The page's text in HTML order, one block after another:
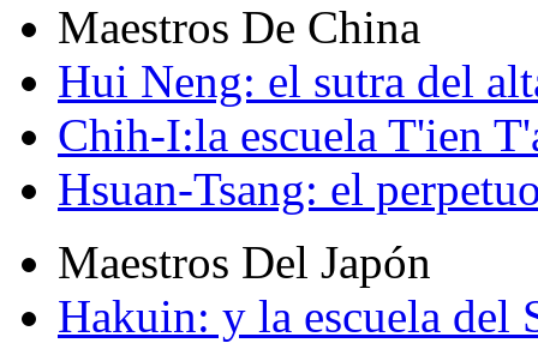
Maestros De China
Hui Neng: el sutra del
Chih-I:la escuela T'ien
Hsuan-Tsang: el
Maestros Del Japón
Hakuin: y la escuela del